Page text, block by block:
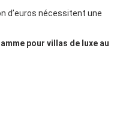
d’euros nécessitent une
pour villas de luxe au